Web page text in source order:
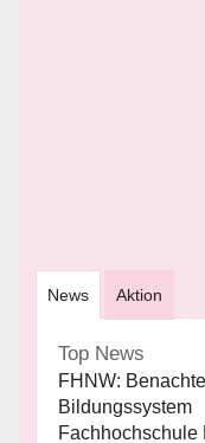
News Aktion
Top News
FHNW:
Bildungssystem
Fachhochschule